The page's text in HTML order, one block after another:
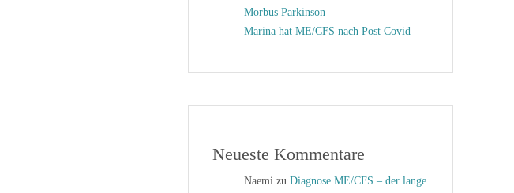
Morbus Parkinson
Marina hat ME/CFS nach Post Covid
Neueste Kommentare
Naemizu Diagnose ME/CFS – der lange